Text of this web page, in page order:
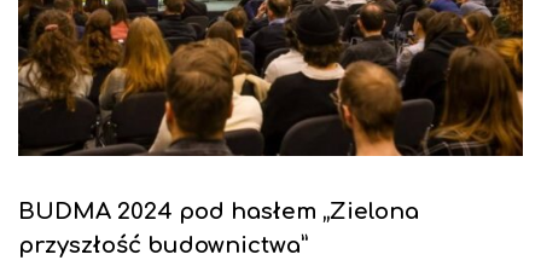
BUDMA 2024 pod hasłem „Zielona
przyszłość budownictwa”